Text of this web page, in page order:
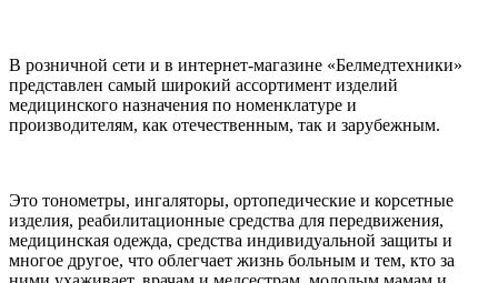
В розничной сети и в интернет-магазине «Белмедтехники»
представлен самый широкий ассортимент изделий
медицинского назначения по номенклатуре и
производителям, как отечественным, так и зарубежным.
Это тонометры, ингаляторы, ортопедические и корсетные
изделия, реабилитационные средства для передвижения,
медицинская одежда, средства индивидуальной защиты и
многое другое, что облегчает жизнь больным и тем, кто за